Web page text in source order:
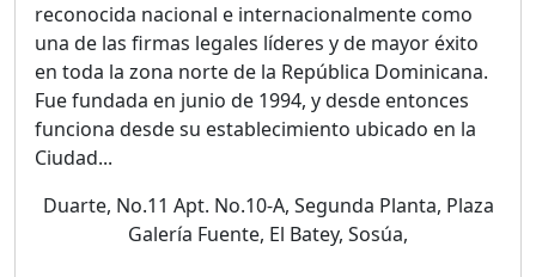
reconocida nacional e internacionalmente como
una de las firmas legales líderes y de mayor éxito
en toda la zona norte de la República Dominicana.
Fue fundada en junio de 1994, y desde entonces
funciona desde su establecimiento ubicado en la
Ciudad...
Duarte, No.11 Apt. No.10-A, Segunda Planta, Plaza
Galería Fuente, El Batey, Sosúa,